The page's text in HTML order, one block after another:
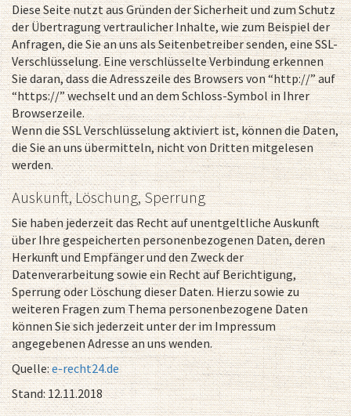
Diese Seite nutzt aus Gründen der Sicherheit und zum Schutz
der Übertragung vertraulicher Inhalte, wie zum Beispiel der
Anfragen, die Sie an uns als Seitenbetreiber senden, eine SSL-
Verschlüsselung. Eine verschlüsselte Verbindung erkennen
Sie daran, dass die Adresszeile des Browsers von “http://” auf
“https://” wechselt und an dem Schloss-Symbol in Ihrer
Browserzeile.
Wenn die SSL Verschlüsselung aktiviert ist, können die Daten,
die Sie an uns übermitteln, nicht von Dritten mitgelesen
werden.
Auskunft, Löschung, Sperrung
Sie haben jederzeit das Recht auf unentgeltliche Auskunft
über Ihre gespeicherten personenbezogenen Daten, deren
Herkunft und Empfänger und den Zweck der
Datenverarbeitung sowie ein Recht auf Berichtigung,
Sperrung oder Löschung dieser Daten. Hierzu sowie zu
weiteren Fragen zum Thema personenbezogene Daten
können Sie sich jederzeit unter der im Impressum
angegebenen Adresse an uns wenden.
Quelle:e-recht24.de
Stand: 12.11.2018